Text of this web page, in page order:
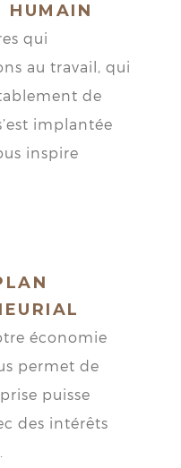
HUMAIN
qui
au travail, qui
de
implantée
inspire
économie
permet de
puisse
des intérêts